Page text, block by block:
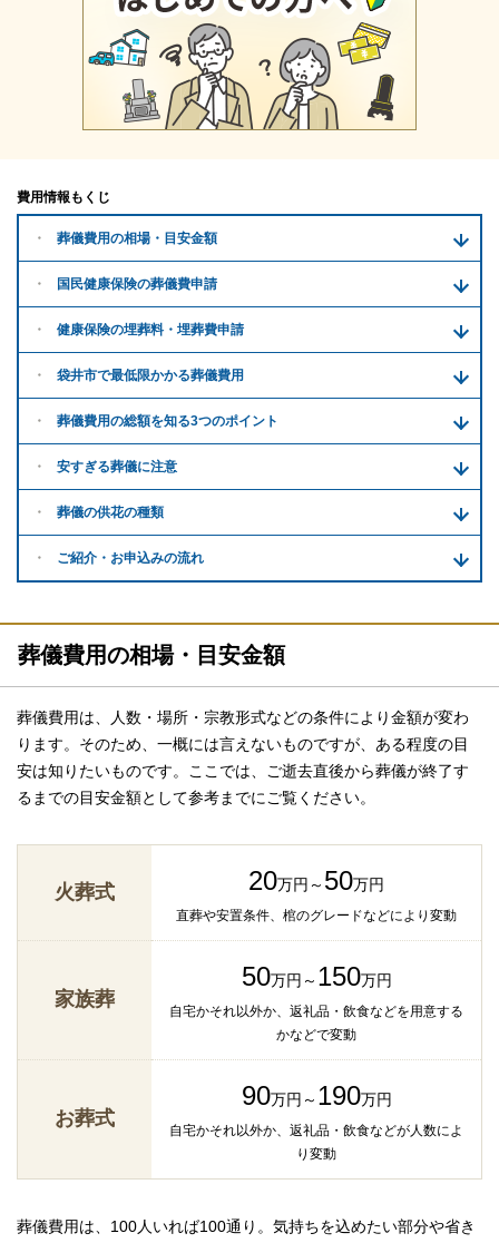
費用情報もくじ
葬儀費用の相場・目安金額
国民健康保険の葬儀費申請
健康保険の埋葬料・ 埋葬費申請
袋井市で最低限かかる葬儀費用
葬儀費用の総額を知る3つのポイント
安すぎる葬儀に注意
葬儀の供花の種類
ご紹介・ お申込みの流れ
葬儀費用の相場・目安金額
葬儀費用は、人数・場所・宗教形式などの条件により金額が変わ
ります。そのため、一概には言えないものですが、ある程度の目
安は知りたいものです。ここでは、ご逝去直後から葬儀が終了す
るまでの目安金額として参考までにご覧ください。
火葬式 20万円～ 50万円
直葬や安置条件、棺のグレードなどにより変動
家族葬
50万円～ 150万円
自宅かそれ以外か、返礼品・飲食などを用意する
かなどで変動
お葬式
90万円～ 190万円
自宅かそれ以外か、返礼品・飲食などが人数によ
り変動
葬儀費用は、100人いれば100通り。気持ちを込めたい部分や省き